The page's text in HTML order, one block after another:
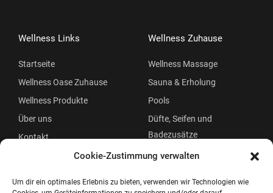
Cookie-Zustimmung verwalten
Um dir ein optimales Erlebnis zu bieten, verwenden wir Technologien wie
Wellness Links
Startseite
Wellness Oase Zuhause
Wellness Produkte
Über uns
Kontakt
Wellness Zuhause
Wellness Massage
Sauna & Erholung
Pools
Düfte, Seifen und
Badezusätze
Beauty